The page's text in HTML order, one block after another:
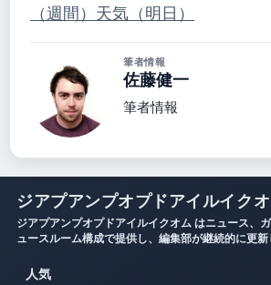
（週間） 天気（明日）
筆者情報
佐藤健一
筆者情報
ジアプアンプオプドアイルイク
ジアプアンプオプドアイルイクオム はニュース、
ュースルーム構成で提供し、編集部が継続的に更新
人気